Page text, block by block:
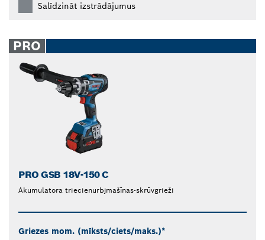
Salīdzināt izstrādājumus
PRO
PRO GSB 18V-150 C
Akumulatora triecienurbjmašīnas-skrūvgrieži
Griezes mom. (mīksts/ciets/maks.)*